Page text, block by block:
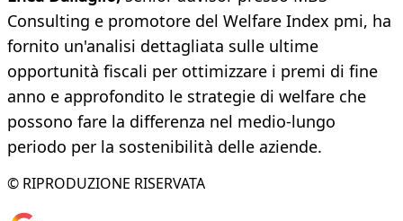
Consulting e promotore del Welfare Index pmi, ha
fornito un'analisi dettagliata sulle ultime
opportunità fiscali per ottimizzare i premi di fine
anno e approfondito le strategie di welfare che
possono fare la differenza nel medio-lungo
periodo per la sostenibilità delle aziende.
© RIPRODUZIONE RISERVATA